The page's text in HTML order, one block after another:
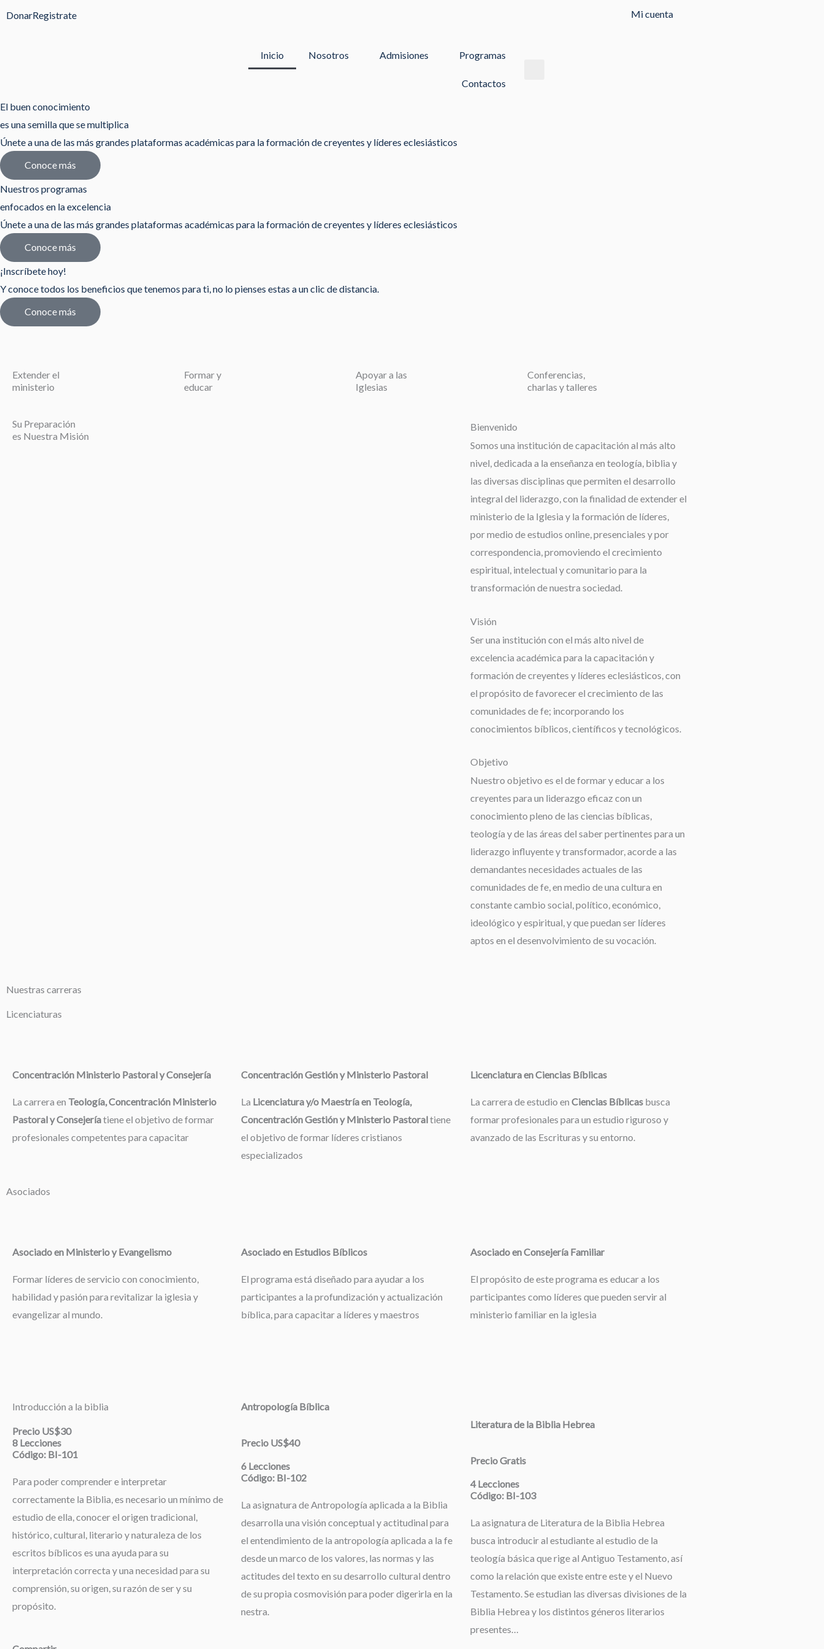
DonarRegistrate Mi cuenta
Inicio Nosotros Admisiones Programas
Contactos
El buen conocimiento
es una semilla que se multiplica
Únete a una de las más grandes plataformas académicas para la formación de creyentes y líderes eclesiásticos
Conoce más
Nuestros programas
enfocados en la excelencia
Únete a una de las más grandes plataformas académicas para la formación de creyentes y líderes eclesiásticos
Conoce más
¡Inscríbete hoy!
Y conoce todos los beneficios que tenemos para ti, no lo pienses estas a un clic de distancia.
Conoce más
Extender el
ministerio
Formar y
educar
Apoyar a las
Iglesias
Conferencias,
charlas y talleres
Su Preparación
es Nuestra Misión
Bienvenido
Somos una institución de capacitación al más alto
nivel, dedicada a la enseñanza en teología, biblia y
las diversas disciplinas que permiten el desarrollo
integral del liderazgo, con la finalidad de extender el
ministerio de la Iglesia y la formación de líderes,
por medio de estudios online, presenciales y por
correspondencia, promoviendo el crecimiento
espiritual, intelectual y comunitario para la
transformación de nuestra sociedad.
Visión
Ser una institución con el más alto nivel de
excelencia académica para la capacitación y
formación de creyentes y líderes eclesiásticos, con
el propósito de favorecer el crecimiento de las
comunidades de fe; incorporando los
conocimientos bíblicos, científicos y tecnológicos.
Objetivo
Nuestro objetivo es el de formar y educar a los
creyentes para un liderazgo eficaz con un
conocimiento pleno de las ciencias bíblicas,
teología y de las áreas del saber pertinentes para un
liderazgo influyente y transformador, acorde a las
demandantes necesidades actuales de las
comunidades de fe, en medio de una cultura en
constante cambio social, político, económico,
ideológico y espiritual, y que puedan ser líderes
aptos en el desenvolvimiento de su vocación.
Nuestras carreras
Licenciaturas
Concentración Ministerio Pastoral y Consejería
La carrera en Teología, Concentración Ministerio
Pastoral y Consejeríatiene el objetivo de formar
profesionales competentes para capacitar
Concentración Gestión y Ministerio Pastoral
La Licenciatura y/o Maestría en Teología,
Concentración Gestión y Ministerio Pastoraltiene
el objetivo de formar líderes cristianos
especializados
Licenciatura en Ciencias Bíblicas
La carrera de estudio en Ciencias Bíblicasbusca
formar profesionales para un estudio riguroso y
avanzado de las Escrituras y su entorno.
Asociados
Asociado en Ministerio y Evangelismo
Formar líderes de servicio con conocimiento,
habilidad y pasión para revitalizar la iglesia y
evangelizar al mundo.
Asociado en Estudios Bíblicos
El programa está diseñado para ayudar a los
participantes a la profundización y actualización
bíblica, para capacitar a líderes y maestros
Asociado en Consejería Familiar
El propósito de este programa es educar a los
participantes como líderes que pueden servir al
ministerio familiar en la iglesia
Introducción a la biblia
Precio US$30
8 Lecciones
Código: BI-101
Para poder comprender e interpretar
correctamente la Biblia, es necesario un mínimo de
estudio de ella, conocer el origen tradicional,
histórico, cultural, literario y naturaleza de los
escritos bíblicos es una ayuda para su
interpretación correcta y una necesidad para su
comprensión, su origen, su razón de ser y su
propósito.
Antropología Bíblica
Precio US$40
6 Lecciones
Código: BI-102
La asignatura de Antropología aplicada a la Biblia
desarrolla una visión conceptual y actitudinal para
el entendimiento de la antropología aplicada a la fe
desde un marco de los valores, las normas y las
actitudes del texto en su desarrollo cultural dentro
de su propia cosmovisión para poder digerirla en la
nestra.
Literatura de la Biblia Hebrea
Precio Gratis
4 Lecciones
Código: BI-103
La asignatura de Literatura de la Biblia Hebrea
busca introducir al estudiante al estudio de la
teología básica que rige al Antiguo Testamento, así
como la relación que existe entre este y el Nuevo
Testamento. Se estudian las diversas divisiones de la
Biblia Hebrea y los distintos géneros literarios
presentes…